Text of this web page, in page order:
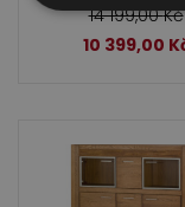
14 199,00Kč
10 399,00